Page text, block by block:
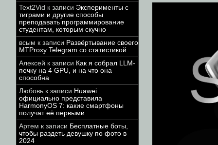
Text2Vid к записи Эксперименты с
тиграми и другие способы
преподавать программирование
студентам, которым скучно
всым к записи Развёртывание своего
MTProxy Telegram со статистикой
Алексей к записи Как я собрал LLM-
печку на 4 GPU, и на что она
способна
Любовь к записи Huawei
официально представила
HarmonyOS 7: какие смартфоны
получат её первыми
Артем к записи Бесплатные боты,
чтобы раздеть девушку по фото в
2024